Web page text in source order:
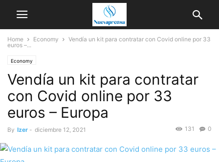
Home Economy
Vendía un kit para contratar con Covid online por 33
euros –...
Economy
Vendía un kit para contratar
con Covid online por 33
euros – Europa
By Izer - diciembre 12, 2021 0
131